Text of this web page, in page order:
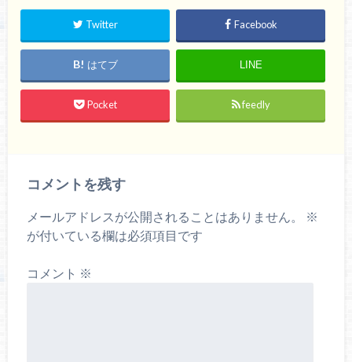
Twitter Facebook
はてブ LINE
Pocket feedly
コメントを残す
メールアドレスが公開されることはありません。
※
が付いている欄は必須項目です
コメント ※